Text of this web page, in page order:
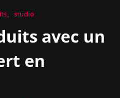
studio
avec un
en